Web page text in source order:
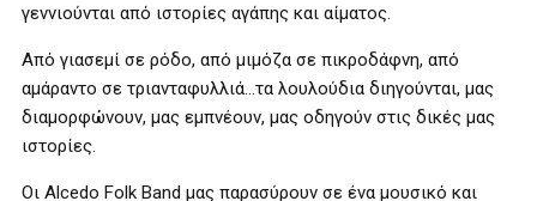
γεννιούνται από ιστορίες αγάπης και αίματος.
Από γιασεμί σε ρόδο, από μιμόζα σε πικροδάφνη, από
αμάραντο σε τριανταφυλλιά…τα λουλούδια διηγούνται, μας
διαμορφώνουν, μας εμπνέουν, μας οδηγούν στις δικές μας
ιστορίες.
Οι Alcedo Folk Band μας παρασύρουν σε ένα μουσικό και